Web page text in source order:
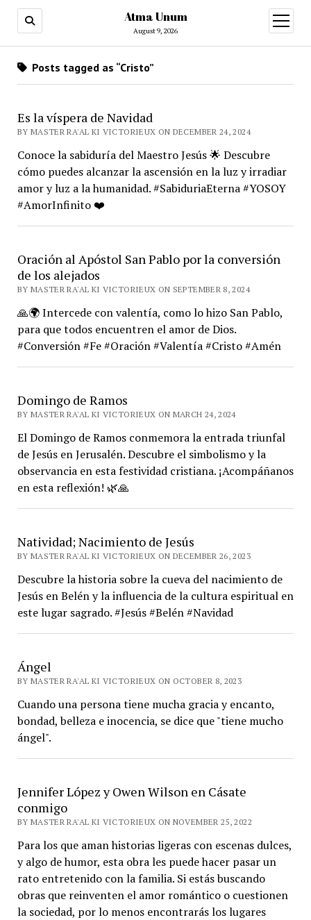
Atma Unum
August 9, 2026
open
menu
Posts tagged as “Cristo”
Es la víspera de Navidad
BY MASTER RA'AL KI VICTORIEUX ON DECEMBER 24, 2024
Conoce la sabiduría del Maestro Jesús 🌟 Descubre
cómo puedes alcanzar la ascensión en la luz y irradiar
amor y luz a la humanidad. #SabiduriaEterna #YOSOY
#AmorInfinito ❤️
Oración al Apóstol San Pablo por la conversión
de los alejados
BY MASTER RA'AL KI VICTORIEUX ON SEPTEMBER 8, 2024
🙏🌍 Intercede con valentía, como lo hizo San Pablo,
para que todos encuentren el amor de Dios.
#Conversión #Fe #Oración #Valentía #Cristo #Amén
Domingo de Ramos
BY MASTER RA'AL KI VICTORIEUX ON MARCH 24, 2024
El Domingo de Ramos conmemora la entrada triunfal
de Jesús en Jerusalén. Descubre el simbolismo y la
observancia en esta festividad cristiana. ¡Acompáñanos
en esta reflexión! 🌿🙏
Natividad; Nacimiento de Jesús
BY MASTER RA'AL KI VICTORIEUX ON DECEMBER 26, 2023
Descubre la historia sobre la cueva del nacimiento de
Jesús en Belén y la influencia de la cultura espiritual en
este lugar sagrado. #Jesús #Belén #Navidad
Ángel
BY MASTER RA'AL KI VICTORIEUX ON OCTOBER 8, 2023
Cuando una persona tiene mucha gracia y encanto,
bondad, belleza e inocencia, se dice que "tiene mucho
ángel".
Jennifer López y Owen Wilson en Cásate
conmigo
BY MASTER RA'AL KI VICTORIEUX ON NOVEMBER 25, 2022
Para los que aman historias ligeras con escenas dulces,
y algo de humor, esta obra les puede hacer pasar un
rato entretenido con la familia. Si estás buscando
obras que reinventen el amor romántico o cuestionen
la sociedad, por lo menos encontrarás los lugares